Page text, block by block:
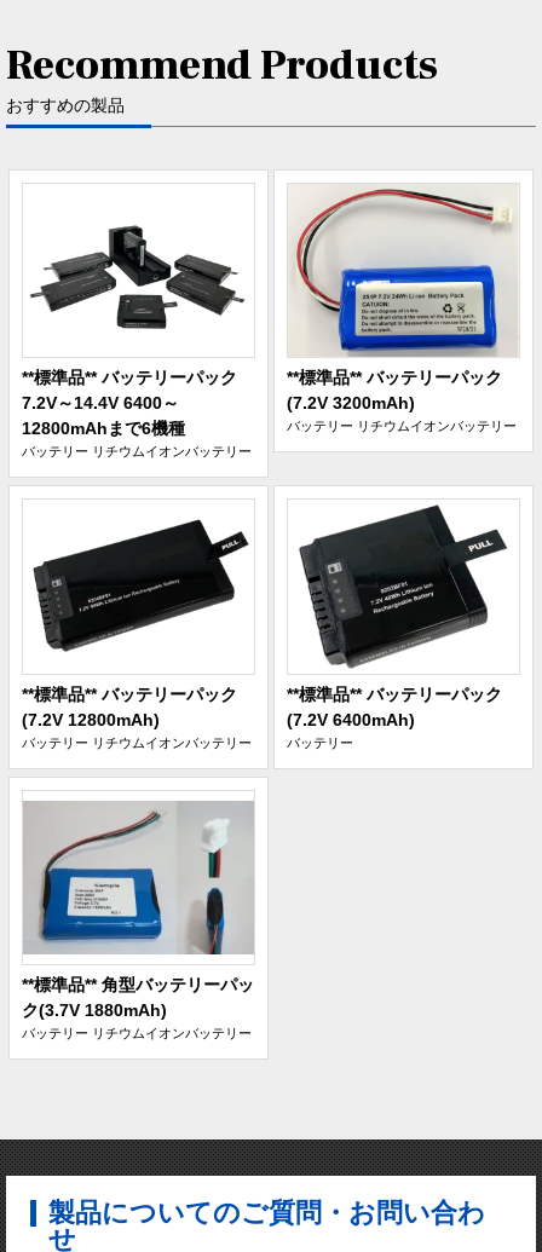
Recommend Products
おすすめの製品
**標準品** バッテリーパック
7.2V～14.4V 6400～
12800mAhまで6機種
バッテリー リチウムイオンバッテリー
**標準品** バッテリーパック
(7.2V 3200mAh)
バッテリー リチウムイオンバッテリー
**標準品** バッテリーパック
(7.2V 12800mAh)
バッテリー リチウムイオンバッテリー
**標準品** バッテリーパック
(7.2V 6400mAh)
バッテリー
**標準品** 角型バッテリーパッ
ク(3.7V 1880mAh)
バッテリー リチウムイオンバッテリー
製品についてのご質問・お問い合わ
せ